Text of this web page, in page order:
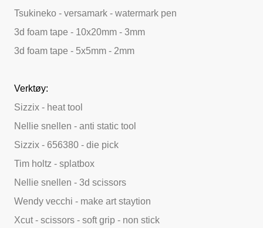
Tsukineko - versamark - watermark pen
3d foam tape - 10x20mm - 3mm
3d foam tape - 5x5mm - 2mm
Verktøy:
Sizzix - heat tool
Nellie snellen - anti static tool
Sizzix - 656380 - die pick
Tim holtz - splatbox
Nellie snellen - 3d scissors
Wendy vecchi - make art staytion
Xcut - scissors - soft grip - non stick